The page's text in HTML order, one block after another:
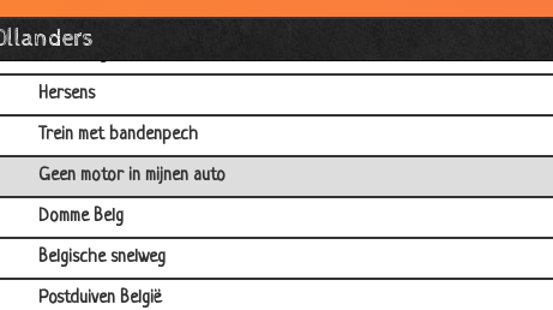
Op het werk
Hersens
Trein met bandenpech
Geen motor in mijnen auto
Domme Belg
Belgische snelweg
Postduiven België